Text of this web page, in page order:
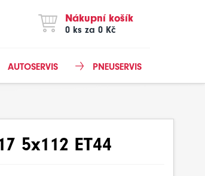
Nákupní košík
0 ks za 0 Kč
PNEUSERVIS
AUTOSERVIS
5x112 ET44